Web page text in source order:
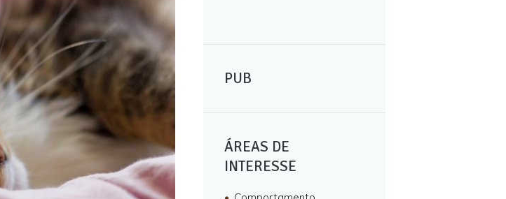
PUB
ÁREAS DE
INTERESSE